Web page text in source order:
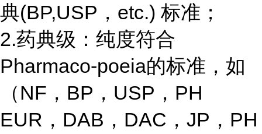
典(BP,USP，etc.) 标准；
2.药典级：纯度符合
Pharmaco-poeia的标准，如
（NF，BP，USP，PH
EUR，DAB，DAC，JP，PH